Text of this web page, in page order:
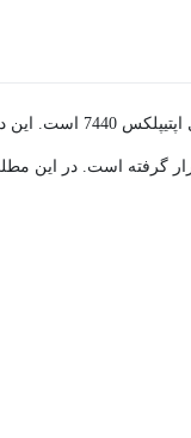
سلام به همه‌ی دوستان عزیز! امروز می‌خواهم در مورد یکی از دستگاه‌های محبوب و
گرفته است. در این